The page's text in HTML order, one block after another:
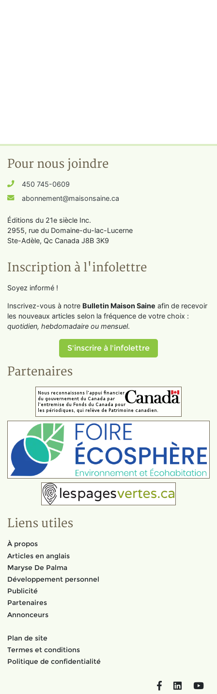
Pour nous joindre
450 745-0609
abonnement@maisonsaine.ca
Éditions du 21e siècle Inc.
2955, rue du Domaine-du-lac-Lucerne
Ste-Adèle, Qc Canada J8B 3K9
Inscription à l'infolettre
Soyez informé !
Inscrivez-vous à notre Bulletin Maison Saine afin de recevoir
les nouveaux articles selon la fréquence de votre choix :
quotidien, hebdomadaire ou mensuel.
S'inscrire à l'infolettre
Partenaires
Liens utiles
À propos
Articles en anglais
Maryse De Palma
Développement personnel
Publicité
Partenaires
Annonceurs
Plan de site
Termes et conditions
Politique de confidentialité
FacebookLinkedIn